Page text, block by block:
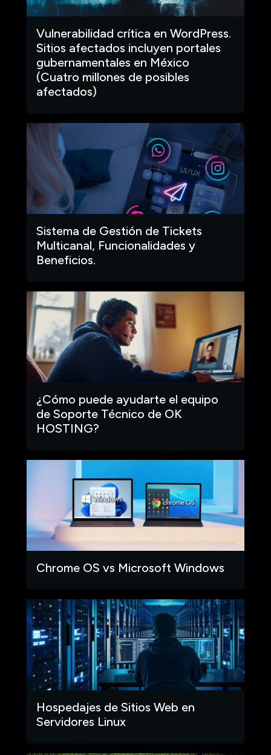
Vulnerabilidad crítica en WordPress.
Sitios afectados incluyen portales
gubernamentales en México
(Cuatro millones de posibles
afectados)
Sistema de Gestión de Tickets
Multicanal, Funcionalidades y
Beneficios.
¿Cómo puede ayudarte el equipo
de Soporte Técnico de OK
HOSTING?
Chrome OS vs Microsoft Windows
Hospedajes de Sitios Web en
Servidores Linux